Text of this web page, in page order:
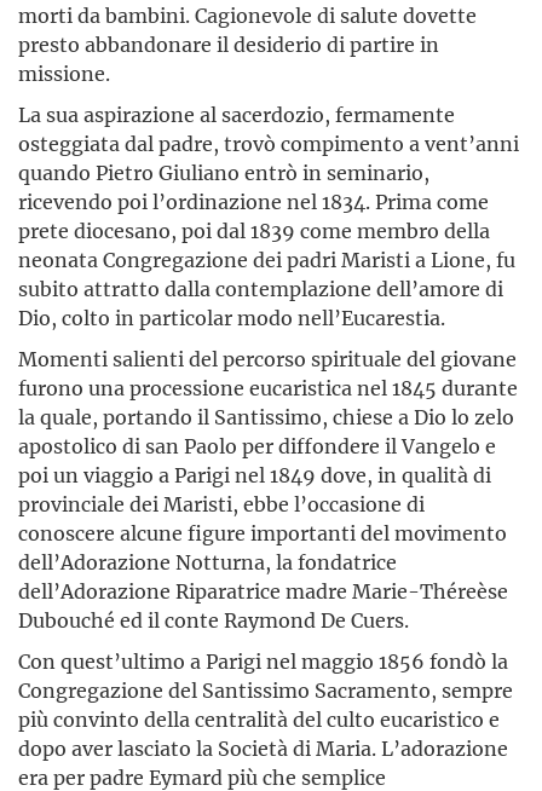
morti da bambini. Cagionevole di salute dovette
presto abbandonare il desiderio di partire in
missione.
La sua aspirazione al sacerdozio, fermamente
osteggiata dal padre, trovò compimento a vent’anni
quando Pietro Giuliano entrò in seminario,
ricevendo poi l’ordinazione nel 1834. Prima come
prete diocesano, poi dal 1839 come membro della
neonata Congregazione dei padri Maristi a Lione, fu
subito attratto dalla contemplazione dell’amore di
Dio, colto in particolar modo nell’Eucarestia.
Momenti salienti del percorso spirituale del giovane
furono una processione eucaristica nel 1845 durante
la quale, portando il Santissimo, chiese a Dio lo zelo
apostolico di san Paolo per diffondere il Vangelo e
poi un viaggio a Parigi nel 1849 dove, in qualità di
provinciale dei Maristi, ebbe l’occasione di
conoscere alcune figure importanti del movimento
dell’Adorazione Notturna, la fondatrice
dell’Adorazione Riparatrice madre Marie-Théreèse
Dubouché ed il conte Raymond De Cuers.
Con quest’ultimo a Parigi nel maggio 1856 fondò la
Congregazione del Santissimo Sacramento, sempre
più convinto della centralità del culto eucaristico e
dopo aver lasciato la Società di Maria. L’adorazione
era per padre Eymard più che semplice